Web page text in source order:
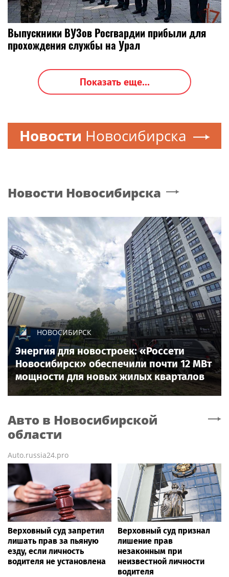
Выпускники ВУЗов Росгвардии прибыли для
прохождения службы на Урал
Показать еще...
Новости Новосибирска
Новости Новосибирска
НОВОСИБИРСК
Энергия для новостроек: «Россети
Новосибирск» обеспечили почти 12 МВт
мощности для новых жилых кварталов
Авто в Новосибирской
области
Auto.russia24.pro
Верховный суд запретил
лишать прав за пьяную
езду, если личность
водителя не установлена
Верховный суд признал
лишение прав
незаконным при
неизвестной личности
водителя